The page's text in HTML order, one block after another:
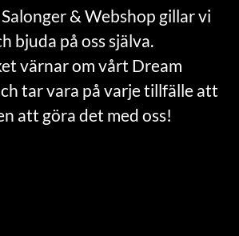
& Webshop gillar vi
bjuda på oss själva.
värnar om vårt Dream
tar vara på varje tillfälle att
att göra det med oss!